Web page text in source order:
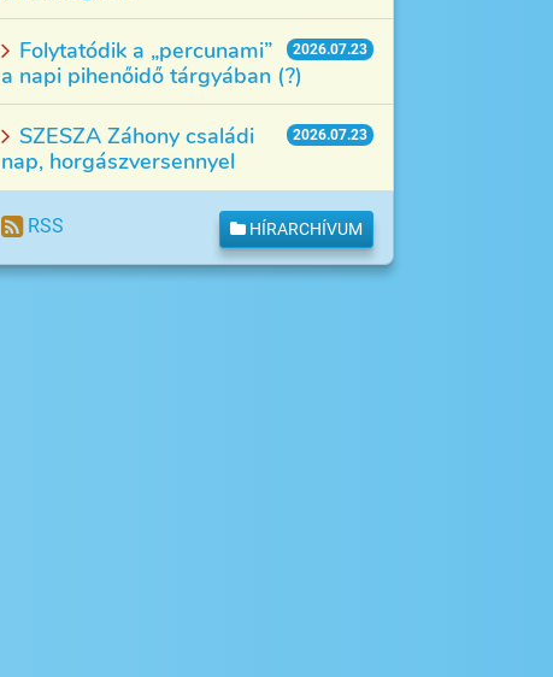
2026.07.23
Folytatódik a „percunami”
a napi pihenőidő tárgyában (?)
2026.07.23
SZESZA Záhony családi
nap, horgászversennyel
RSS HÍRARCHÍVUM